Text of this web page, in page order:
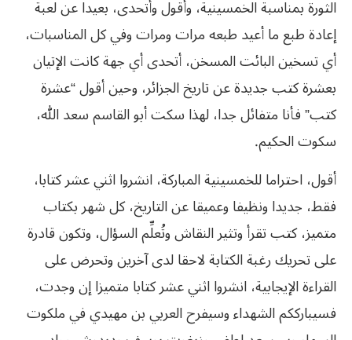
الثورة بمناسبة الخمسينية، وأقول وأتحدى، بعيدا عن لعبة
إعادة طبع ما أعيد طبعه مرات ومرات وفي كل المناسبات،
أي تسخين البائت المسخن، أتحدى أي جهة كانت الإتيان
بعشرة كتب جديدة عن تاريخ الجزائر، وحين أقول “عشرة
كتب”فأنامتفائلجدا،لهذاسكتأبوالقاسمسعدالله،
سكوتالحكيم.
أقول، احتراما للخمسينية المباركة، انشروا اثني عشر كتابا،
فقط، جديدا ونظيفا وعميقا عن التاريخ، كل شهر بكتاب
متميز، كتب تقرأ وتثير النقاش وتُعلِّم السؤال، وتكون قادرة
على تحريك رغبة الكتابة لاحقا لدى آخرين وتحرض على
القراءة الإيجابية، انشروا اثني عشر كتابا متميزا إن وجدت،
فسيبارككم الشهداء وسيفرح العربي بن مهيدي في ملكوت